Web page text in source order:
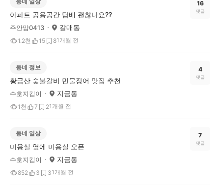
아파트 공용공간 담배 괜찮나요??
주안맘0413 갈매동
1.2천 15 81개월 전
16
댓글
동네 정보
황금산 숮불갈비 민물장어 맛집 추천
수호지킴이 지금동
1천 7 21개월 전
4
댓글
동네 일상
미용실 옆에 미용실 오픈
수호지킴이 지금동
852 3 31개월 전
7
댓글